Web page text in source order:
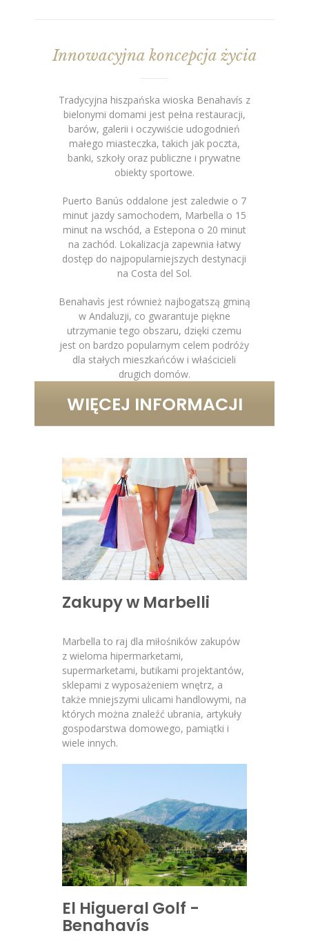
Innowacyjna koncepcja życia
Tradycyjna hiszpańska wioska Benahavís z
bielonymi domami jest pełna restauracji,
barów, galerii i oczywiście udogodnień
małego miasteczka, takich jak poczta,
banki, szkoły oraz publiczne i prywatne
obiekty sportowe.
Puerto Banús oddalone jest zaledwie o 7
minut jazdy samochodem, Marbella o 15
minut na wschód, a Estepona o 20 minut
na zachód. Lokalizacja zapewnia łatwy
dostęp do najpopularniejszych destynacji
na Costa del Sol.
Benahavìs jest również najbogatszą gminą
w Andaluzji, co gwarantuje piękne
utrzymanie tego obszaru, dzięki czemu
jest on bardzo popularnym celem podróży
dla stałych mieszkańców i właścicieli
drugich domów.
WIĘCEJ INFORMACJI
Zakupy w Marbelli
Marbella to raj dla miłośników zakupów
z wieloma hipermarketami,
supermarketami, butikami projektantów,
sklepami z wyposażeniem wnętrz, a
także mniejszymi ulicami handlowymi, na
których można znaleźć ubrania, artykuły
gospodarstwa domowego, pamiątki i
wiele innych.
El Higueral Golf -
Benahavís